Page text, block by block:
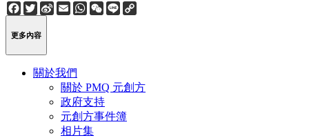
Facebook
Twitter
Sina
Weibo
EmailWhatsApp
WeChat
Line
更多內容
關於我們
關於 PMQ 元創方
政府支持
元創方事件簿
相片集